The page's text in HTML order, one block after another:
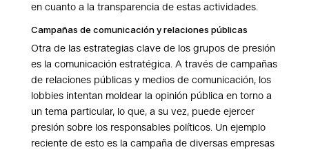
en cuanto a la transparencia de estas actividades.
Campañas de comunicación y relaciones públicas
Otra de las estrategias clave de los grupos de presión
es la comunicación estratégica. A través de campañas
de relaciones públicas y medios de comunicación, los
lobbies intentan moldear la opinión pública en torno a
un tema particular, lo que, a su vez, puede ejercer
presión sobre los responsables políticos. Un ejemplo
reciente de esto es la campaña de diversas empresas